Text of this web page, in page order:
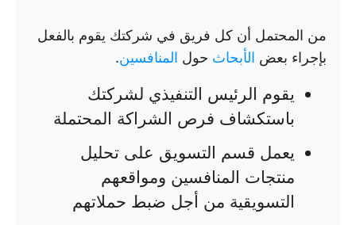
من المحتمل أن كل فريق في شركتك يقوم بالفعل
بإجراء بعض الأبحاث حول المنافسين.
يقوم الرئيس التنفيذي لشركتك
باستكشاف فرص الشراكة المحتملة
يعمل قسم التسويق على تحليل
منتجات المنافسين ومواقعهم
التسويقية من أجل ضبط حملاتهم